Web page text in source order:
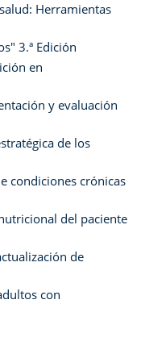
Herramientas
3.ª Edición
en
y evaluación
de los
condiciones crónicas
del paciente
de
con